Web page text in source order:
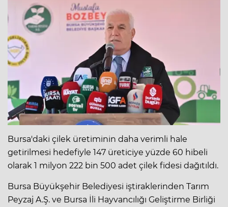
Bursa'daki çilek üretiminin daha verimli hale
getirilmesi hedefiyle 147 üreticiye yüzde 60 hibeli
olarak 1 milyon 222 bin 500 adet çilek fidesi dağıtıldı.
Bursa Büyükşehir Belediyesi iştiraklerinden Tarım
Peyzaj A.Ş. ve Bursa İli Hayvancılığı Geliştirme Birliği